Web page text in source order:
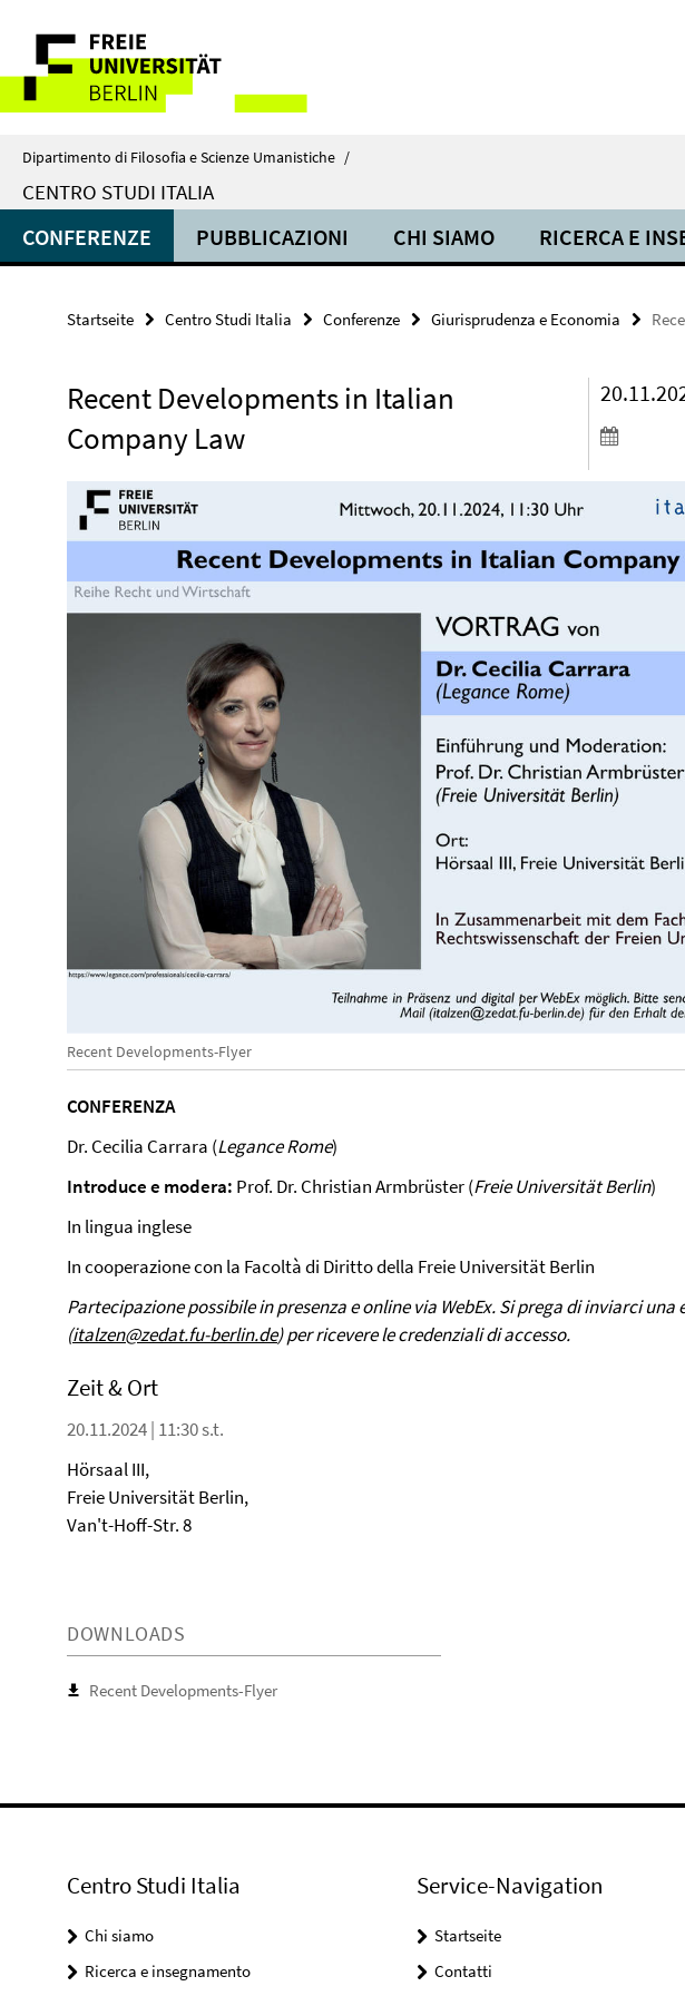
direkt
Inhalt
Service-
Navigation
Dipartimento di Filosofia e Scienze Umanistiche /
CENTRO STUDI ITALIA
CONFERENZE PUBBLICAZIONI CHI SIAMO RICERCA E
Startseite Centro Studi Italia Conferenze Giurisprudenza e Economia
Recent Developments in Italian
Company Law
Recent Developments-Flyer
CONFERENZA
Dr. Cecilia Carrara (Legance Rome)
Introduce e modera: Prof. Dr. Christian Armbrüster (Freie Universität Berlin)
In lingua inglese
In cooperazione con la Facoltà di Diritto della Freie Universität Berlin
Partecipazione possibile in presenza e online via WebEx. Si prega di inviarci una
(italzen@zedat.fu-berlin.de) per ricevere le credenziali di accesso.
Zeit & Ort
20.11.2024 | 11:30 s.t.
Hörsaal III,
Freie Universität Berlin,
Van't-Hoff-Str. 8
DOWNLOADS
Recent Developments-Flyer
Centro Studi Italia
Chi siamo
Ricerca e insegnamento
Service-Navigation
Startseite
Contatti